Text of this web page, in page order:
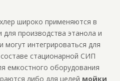
широко применяются в
производства этанола и
могут интегрироваться для
стационарной CИП
емкостного оборудования
либо для целей мойки